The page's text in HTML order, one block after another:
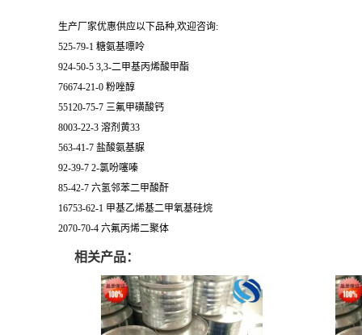
生产厂家优惠供应以下品种,欢迎咨询:
525-79-1 糖氨基嘌呤
924-50-5 3,3-二甲基丙烯酸甲酯
76674-21-0 粉唑醇
55120-75-7 三氟甲磺酸钙
8003-22-3 溶剂黄33
563-41-7 盐酸氨基脲
92-39-7 2-氯吩噻嗪
85-42-7 六氢邻苯二甲酸酐
16753-62-1 甲基乙烯基二甲氧基硅烷
2070-70-4 六氟丙烯二聚体
相关产品：